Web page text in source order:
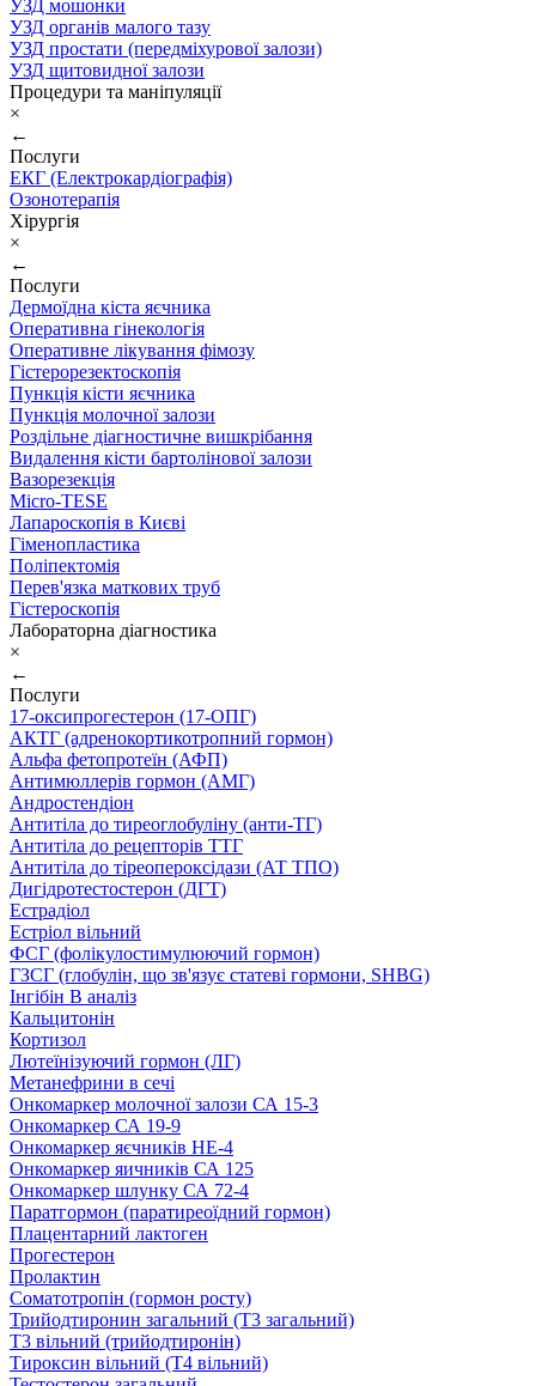
УЗД мошонки
УЗД органів малого тазу
УЗД простати (передміхурової залози)
УЗД щитовидної залози
Процедури та маніпуляції
×
←
Послуги
ЕКГ (Електрокардіографія)
Озонотерапія
Хірургія
×
←
Послуги
Дермоїдна кіста яєчника
Оперативна гінекологія
Оперативне лікування фімозу
Гістерорезектоскопія
Пункція кісти яєчника
Пункція молочної залози
Роздільне діагностичне вишкрібання
Видалення кісти бартолінової залози
Вазорезекція
Micro-TESE
Лапароскопія в Києві
Гіменопластика
Поліпектомія
Перев'язка маткових труб
Гістероскопія
Лабораторна діагностика
×
←
Послуги
17-оксипрогестерон (17-ОПГ)
АКТГ (адренокортикотропний гормон)
Альфа фетопротеїн (АФП)
Антимюллерів гормон (АМГ)
Андростендіон
Антитіла до тиреоглобуліну (анти-ТГ)
Антитіла до рецепторів ТТГ
Антитіла до тіреопероксідази (АТ ТПО)
Дигідротестостерон (ДГТ)
Естрадіол
Естріол вільний
ФСГ (фолікулостимулюючий гормон)
ГЗСГ (глобулін, що зв'язує статеві гормони, SHBG)
Інгібін B аналіз
Кальцитонін
Кортизол
Лютеїнізуючий гормон (ЛГ)
Метанефрини в сечі
Онкомаркер молочної залози СА 15-3
Онкомаркер СА 19-9
Онкомаркер яєчників НЕ-4
Онкомаркер яичників СА 125
Онкомаркер шлунку СА 72-4
Паратгормон (паратиреоїдний гормон)
Плацентарний лактоген
Прогестерон
Пролактин
Соматотропін (гормон росту)
Трийодтиронин загальний (Т3 загальний)
Т3 вільний (трийодтиронін)
Тироксин вільний (Т4 вільний)